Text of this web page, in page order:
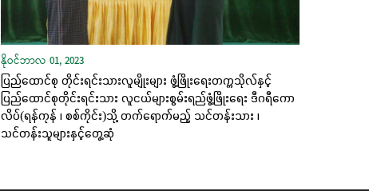
နိုဝင်ဘာလ 01, 2023
ပြည်ထောင်စု တိုင်းရင်းသားလူမျိုးများ ဖွံ့ဖြိုးရေးတက္ကသိုလ်နှင့်
ပြည်ထောင်စုတိုင်းရင်းသား လူငယ်များစွမ်းရည်ဖွံ့ဖြိုးရေး ဒီဂရီကော
လိပ်(ရန်ကုန် ၊ စစ်ကိုင်း)သို့ တက်ရောက်မည့် သင်တန်းသား ၊
သင်တန်းသူများနှင့်တွေ့ဆုံ